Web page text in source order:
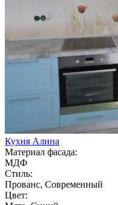
Кухня Алина
Материал фасада:
МДФ
Стиль:
Прованс, Современный
Цвет: